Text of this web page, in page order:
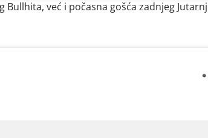
već i počasna gošća zadnjeg